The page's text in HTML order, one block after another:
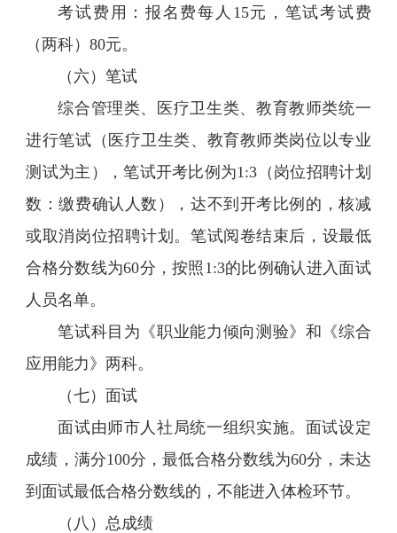
考试费用：报名费每人15元，笔试考试费
（两科）80元。
（六）笔试
综合管理类、医疗卫生类、教育教师类统一
进行笔试（医疗卫生类、教育教师类岗位以专业
测试为主），笔试开考比例为1:3（岗位招聘计划
数：缴费确认人数），达不到开考比例的，核减
或取消岗位招聘计划。笔试阅卷结束后，设最低
合格分数线为60分，按照1:3的比例确认进入面试
人员名单。
笔试科目为《职业能力倾向测验》和《综合
应用能力》两科。
（七）面试
面试由师市人社局统一组织实施。面试设定
成绩，满分100分，最低合格分数线为60分，未达
到面试最低合格分数线的，不能进入体检环节。
（八）总成绩